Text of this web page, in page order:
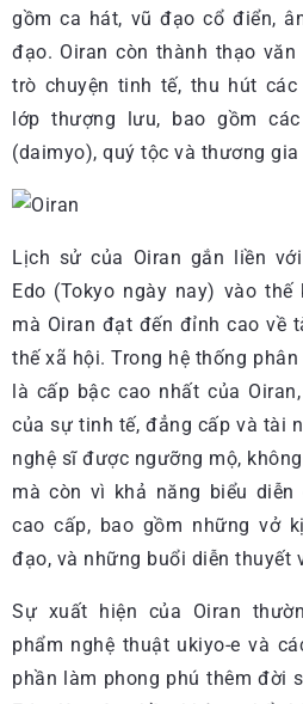
gồm ca hát, vũ đạo cổ điển,
đạo. Oiran còn thành thạo
trò chuyện tinh tế, thu hút
lớp thượng lưu, bao gồm
(daimyo), quý tộc và thương gia
Lịch sử của Oiran gắn liền
Edo (Tokyo ngày nay) vào
mà Oiran đạt đến đỉnh cao về
thế xã hội. Trong hệ thống
là cấp bậc cao nhất của
của sự tinh tế, đẳng cấp và tài
nghệ sĩ được ngưỡng mộ,
mà còn vì khả năng biểu
cao cấp, bao gồm những vở
đạo, và những buổi diễn thuyết
Sự xuất hiện của Oiran
phẩm nghệ thuật ukiyo-e và
phần làm phong phú thêm đời